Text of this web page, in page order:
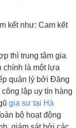
kết như: Cam kết
thì trung tâm gia
chính là một lựa
quản lý bởi Đăng
lập uy tín hàng
gia sư tại Hà
bộ hoạt động